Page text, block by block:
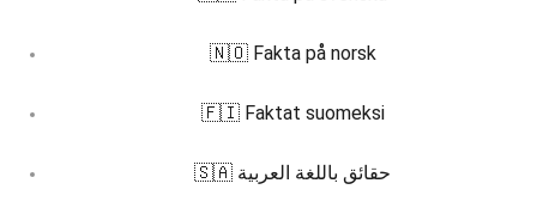
🇳🇴 Fakta på norsk
🇫🇮 Faktat suomeksi
🇸🇦 حقائق باللغة العربية